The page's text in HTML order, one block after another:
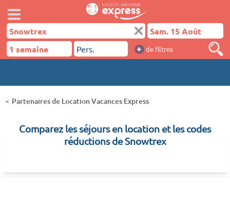
+ de filtres
Partenaires de Location Vacances Express
Comparez les séjours en location et les codes
réductions de Snowtrex